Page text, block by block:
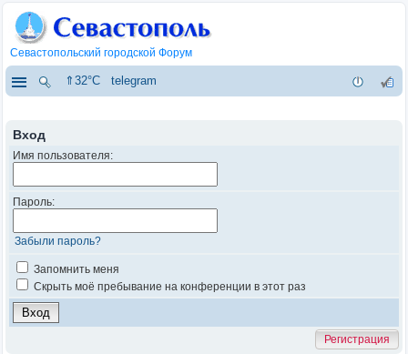
Севастопольский городской Форум
⇑32°C telegram
Вход
Имя пользователя:
Пароль:
Забыли пароль?
Запомнить меня
Скрыть моё пребывание на конференции в этот раз
Регистрация